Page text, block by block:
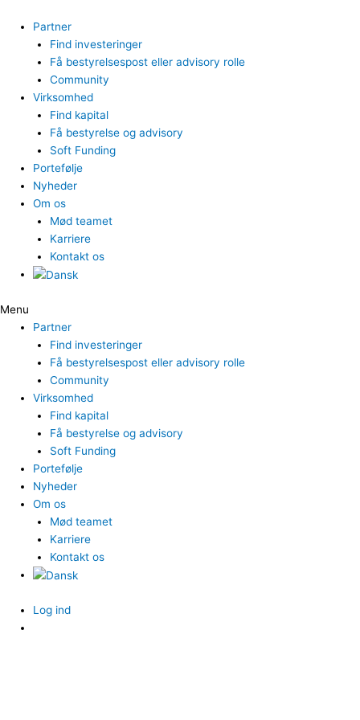
indholdet
Partner
Find investeringer
Få bestyrelsespost eller advisory rolle
Community
Virksomhed
Find kapital
Få bestyrelse og advisory
Soft Funding
Portefølje
Nyheder
Om os
Mød teamet
Karriere
Kontakt os
Menu
Partner
Find investeringer
Få bestyrelsespost eller advisory rolle
Community
Virksomhed
Find kapital
Få bestyrelse og advisory
Soft Funding
Portefølje
Nyheder
Om os
Mød teamet
Karriere
Kontakt os
Log ind